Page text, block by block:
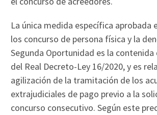
La única medida específica aprobada
los concurso de persona física y la
Segunda Oportunidad es la contenida
del Real Decreto-Ley 16/2020, y es
agilización de la tramitación de los
extrajudiciales de pago previo a la
concurso consecutivo. Según este